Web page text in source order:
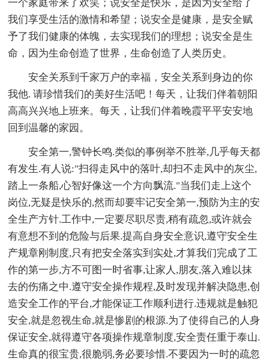
一个家庭带来了欢笑；说安全是快乐，是因为安全给了
我们享受生活的激情和希望；说安全是健康，是安全赋
予了我们健康的体魄，去实现我们的理想；说安全是生
命，因为生命创造了世界，生命创造了人类历史。
安全关系到千家万户的幸福，安全关系到身边的你
我他. 请珍惜我们的美好生活吧！每天，让我们伴着朝阳
高高兴兴地上班来。每天，让我们伴着晚霞平平安安地
回到温馨的家园。
安全第一,警钟长鸣.类似的事例举不胜举,几乎每天都
有发生.有人说:"扫得走风中的落叶,却扫不走风中的灰尘,
踏上一条船,心智好像这一个方向飘流."当我们走上这个
岗位,无疑是快乐的,然而却要牢记安全第一,预防为主的安
全生产方针.工作中,一定要尽职尽责,稍有疏忽,或许就会
有意想不到的危险与后果.提高自身安全意识,遵守安全生
产规章刚制度,只有把安全落实到实处,才算我们完成了工
作的第一步,方不可图一时省事,让家人,朋友,落入难以抹
去的伤痛之中.遵守安全操作规程,及时发现并解决隐患,创
造安全工作的平台,才能保证工作顺利进行.违规就是触犯
安全,就是忽视生命,就是惨剧的根源.为了使得自己的人身
保证安全,就得遵守各项操作规章制度,安全责任重于泰山.
生命真的很宝贵,很脆弱,务必要珍惜.不要因为一时的疏忽